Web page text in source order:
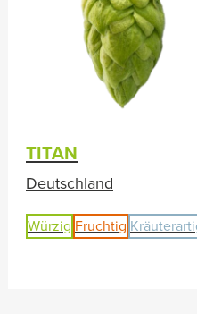
TITAN
Deutschland
Würzig Fruchtig